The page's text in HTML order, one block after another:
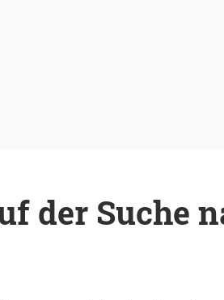
der Suche